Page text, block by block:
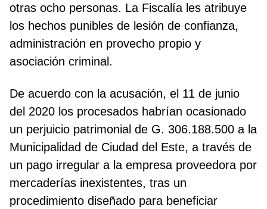
otras ocho personas. La Fiscalía les atribuye
los hechos punibles de lesión de confianza,
administración en provecho propio y
asociación criminal.
De acuerdo con la acusación, el 11 de junio
del 2020 los procesados habrían ocasionado
un perjuicio patrimonial de G. 306.188.500 a la
Municipalidad de Ciudad del Este, a través de
un pago irregular a la empresa proveedora por
mercaderías inexistentes, tras un
procedimiento diseñado para beneficiar